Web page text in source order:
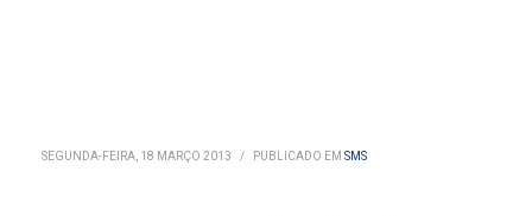
SEGUNDA-FEIRA, 18 MARÇO 2013 / PUBLICADO EM SMS